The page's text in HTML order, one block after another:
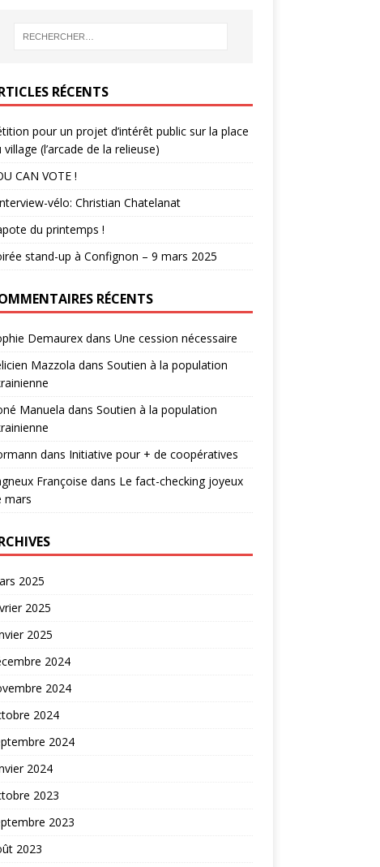
RÉCENTS
pour un projet d’intérêt public sur la place
village (l’arcade de la relieuse)
CAN VOTE !
vélo: Christian Chatelanat
du printemps !
stand-up à Confignon – 9 mars 2025
RÉCENTS
Demaurexdans Une cession nécessaire
Mazzola dans Soutien à la population
Manuela dans Soutien à la population
dans Initiative pour + de coopératives
Françoise dans Le fact-checking joyeux
mars
2025
2025
2025
2024
2024
2024
2024
2024
2023
2023
2023